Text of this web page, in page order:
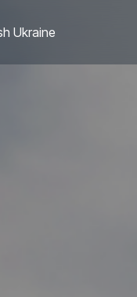
Ukraine